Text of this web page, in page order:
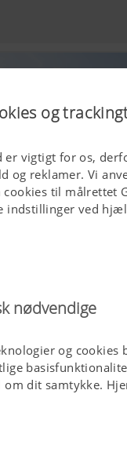
og
er vigtigt for os,
og reklamer. Vi
cookies til målrettet
indstillinger ved
nødvendige
og
om dit samtykke.